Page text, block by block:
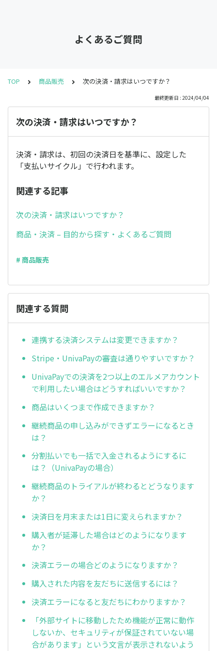
よくあるご質問
TOP 商品販売 次の決済・請求はいつですか？
最終更新日 : 2024/04/04
次の決済・請求はいつですか？
決済・請求は、初回の決済日を基準に、設定した
「支払いサイクル」で行われます。
関連する記事
次の決済・請求はいつですか？
商品・決済 – 目的から探す・よくあるご質問
# 商品販売
関連する質問
連携する決済システムは変更できますか？
Stripe・UnivaPayの審査は通りやすいですか？
UnivaPayでの決済を2つ以上のエルメアカウント
で利用したい場合はどうすればいいですか？
商品はいくつまで作成できますか？
継続商品の申し込みができずエラーになるとき
は？
分割払いでも一括で入金されるようにするに
は？（UnivaPayの場合）
継続商品のトライアルが終わるとどうなります
か？
決済日を月末または1日に変えられますか？
購入者が延滞した場合はどのようになります
か？
決済エラーの場合どのようになりますか？
購入された内容を友だちに送信するには？
決済エラーになると友だちにわかりますか？
「外部サイトに移動したため機能が正常に動作
しないか、セキュリティが保証されていない場
合があります」という文言が表示されないよう